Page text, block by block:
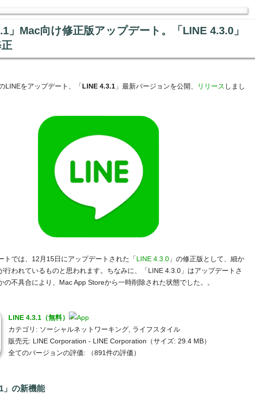
」Mac向け修正版アップデート。「LINE 4.3.0」
LINEをアップデート、「LINE 4.3.1 」最新バージョンを公開、 リリース しまし
トでは、12月15日にアップデートされた「LINE 4.3.0 」の修正版として、細か
行われているものと思われます。ちなみに、「LINE 4.3.0」はアップデートさ
の不具合により、Mac App Storeから一時削除された状態でした。。
LINE 4.3.1（無料）
カテゴリ: ソーシャルネットワーキング, ライフスタイル
販売元: LINE Corporation - LINE Corporation（サイズ: 29.4 MB）
全てのバージョンの評価:
（891件の評価）
」の新機能